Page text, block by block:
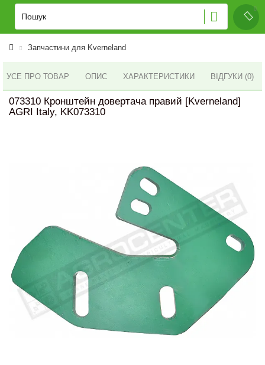
Запчастини для Kverneland
УСЕ ПРО ТОВАР ОПИС ХАРАКТЕРИСТИКИ ВІДГУКИ (0)
073310 Кронштейн довертача правий [Kverneland]
AGRI Italy, KK073310